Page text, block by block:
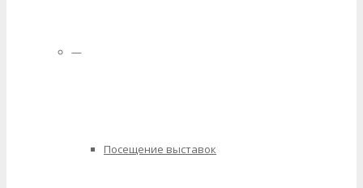
—
Посещение выставок